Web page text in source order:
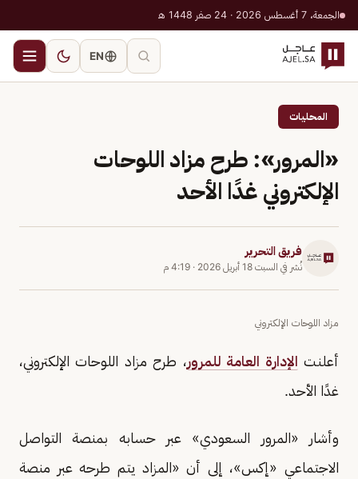
الجمعة، 7 أغسطس 2026 · 24 صفر 1448 هـ
EN
المحليات
«المرور»: طرح مزاد اللوحات
الإلكتروني غدًا الأحد
فريق التحرير
نُشر في السبت 18 أبريل 2026 · 4:19 م
مزاد اللوحات الإلكتروني
أعلنت الإدارة العامة للمرور، طرح مزاد اللوحات الإلكتروني،
غدًا الأحد.
وأشار «المرور السعودي» عبر حسابه بمنصة التواصل
الاجتماعي «إكس»، إلى أن «المزاد يتم طرحه عبر منصة